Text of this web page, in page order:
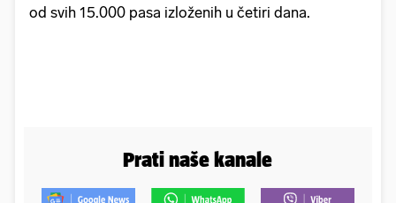
od svih 15.000 pasa izloženih u četiri dana.
Prati naše kanale